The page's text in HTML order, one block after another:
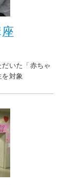
いた「赤ちゃ
を対象